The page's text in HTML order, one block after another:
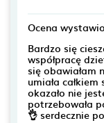
Ocena
Bardzo się
współpracę
się obawiałam
umiała
okazało nie
potrzebowała
👌 serdecznie